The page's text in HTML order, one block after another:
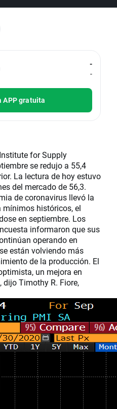
-
-
APP gratuita
for Supply
se redujo a 55,4
La lectura de hoy estuvo
del mercado de 56,3.
de coronavirus llevó la
históricos, el
en septiembre. Los
informaron que sus
operando en
están volviendo más
de la producción. El
un mejora en
Timothy R. Fiore,